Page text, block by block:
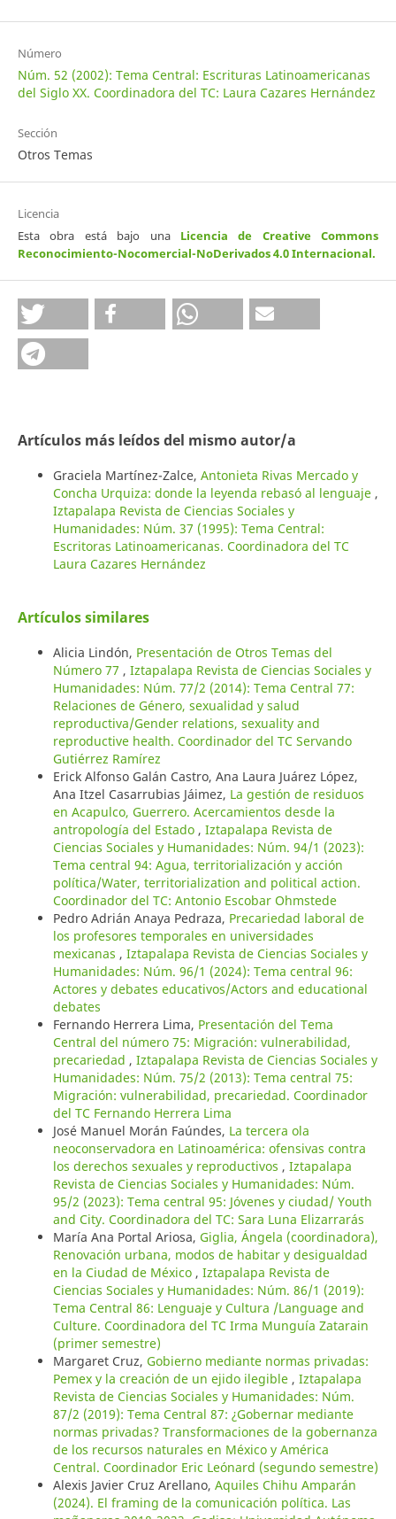
Número
Núm. 52 (2002): Tema Central: Escrituras Latinoamericanas
del Siglo XX. Coordinadora del TC: Laura Cazares Hernández
Sección
Otros Temas
Licencia
Esta obra está bajo una Licencia de Creative Commons
Reconocimiento-Nocomercial-NoDerivados 4.0 Internacional.
Artículos más leídos del mismo autor/a
Graciela Martínez-Zalce, Antonieta Rivas Mercado y
Concha Urquiza: donde la leyenda rebasó al lenguaje ,
Iztapalapa Revista de Ciencias Sociales y
Humanidades: Núm. 37 (1995): Tema Central:
Escritoras Latinoamericanas. Coordinadora del TC
Laura Cazares Hernández
Artículos similares
Alicia Lindón, Presentación de Otros Temas del
Número 77 , Iztapalapa Revista de Ciencias Sociales y
Humanidades: Núm. 77/2 (2014): Tema Central 77:
Relaciones de Género, sexualidad y salud
reproductiva/Gender relations, sexuality and
reproductive health. Coordinador del TC Servando
Gutiérrez Ramírez
Erick Alfonso Galán Castro, Ana Laura Juárez López,
Ana Itzel Casarrubias Jáimez, La gestión de residuos
en Acapulco, Guerrero. Acercamientos desde la
antropología del Estado , Iztapalapa Revista de
Ciencias Sociales y Humanidades: Núm. 94/1 (2023):
Tema central 94: Agua, territorialización y acción
política/Water, territorialization and political action.
Coordinador del TC: Antonio Escobar Ohmstede
Pedro Adrián Anaya Pedraza, Precariedad laboral de
los profesores temporales en universidades
mexicanas , Iztapalapa Revista de Ciencias Sociales y
Humanidades: Núm. 96/1 (2024): Tema central 96:
Actores y debates educativos/Actors and educational
debates
Fernando Herrera Lima, Presentación del Tema
Central del número 75: Migración: vulnerabilidad,
precariedad , Iztapalapa Revista de Ciencias Sociales y
Humanidades: Núm. 75/2 (2013): Tema central 75:
Migración: vulnerabilidad, precariedad. Coordinador
del TC Fernando Herrera Lima
José Manuel Morán Faúndes, La tercera ola
neoconservadora en Latinoamérica: ofensivas contra
los derechos sexuales y reproductivos , Iztapalapa
Revista de Ciencias Sociales y Humanidades: Núm.
95/2 (2023): Tema central 95: Jóvenes y ciudad/ Youth
and City. Coordinadora del TC: Sara Luna Elizarrarás
María Ana Portal Ariosa, Giglia, Ángela (coordinadora),
Renovación urbana, modos de habitar y desigualdad
en la Ciudad de México , Iztapalapa Revista de
Ciencias Sociales y Humanidades: Núm. 86/1 (2019):
Tema Central 86: Lenguaje y Cultura /Language and
Culture. Coordinadora del TC Irma Munguía Zatarain
(primer semestre)
Margaret Cruz, Gobierno mediante normas privadas:
Pemex y la creación de un ejido ilegible , Iztapalapa
Revista de Ciencias Sociales y Humanidades: Núm.
87/2 (2019): Tema Central 87: ¿Gobernar mediante
normas privadas? Transformaciones de la gobernanza
de los recursos naturales en México y América
Central. Coordinador Eric Leónard (segundo semestre)
Alexis Javier Cruz Arellano, Aquiles Chihu Amparán
(2024). El framing de la comunicación política. Las